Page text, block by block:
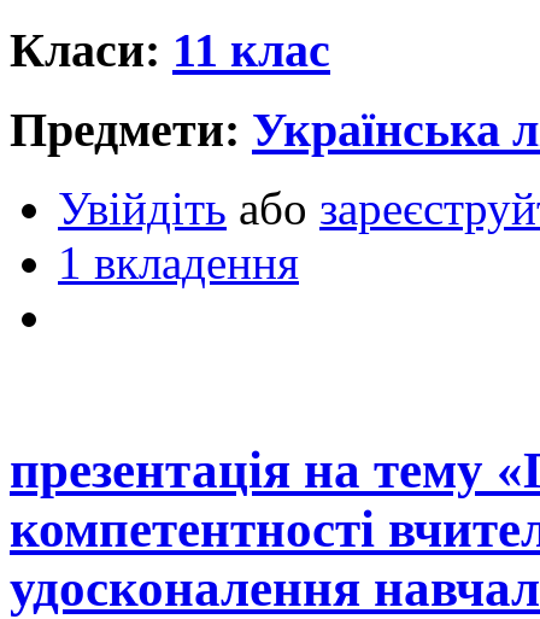
Класи: 11 клас
Предмети: Українська
Увійдіть або
1 вкладення
презентація на тему
компетентності
удосконалення